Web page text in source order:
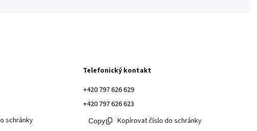
schránky
Telefonický kontakt
+420 797 626 629
+420 797 626 623
Kopírovat číslo do schránky